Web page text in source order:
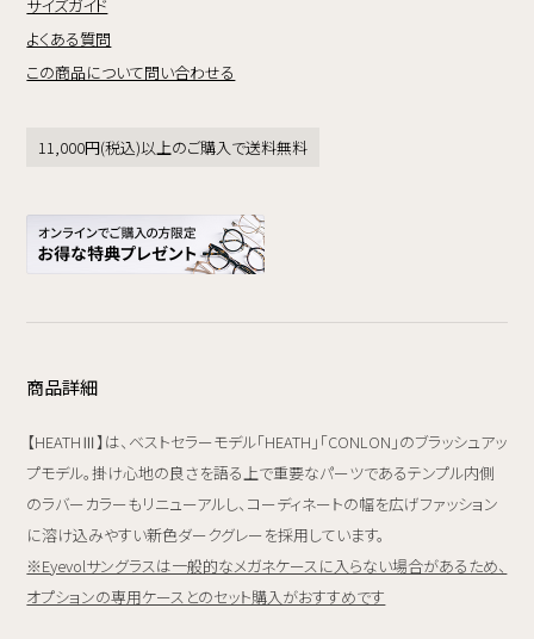
サイズガイド
よくある質問
この商品について問い合わせる
11,000円(税込)以上のご購入で送料無料
商品詳細
【HEATHⅢ】は、ベストセラーモデル「HEATH」「CONLON」のブラッシュアッ
プモデル。掛け心地の良さを語る上で重要なパーツであるテンプル内側
のラバーカラーもリニューアルし、コーディネートの幅を広げファッション
に溶け込みやすい新色ダークグレーを採用しています。
※Eyevolサングラスは一般的なメガネケースに入らない場合があるため、
オプションの専用ケースとのセット購入がおすすめです